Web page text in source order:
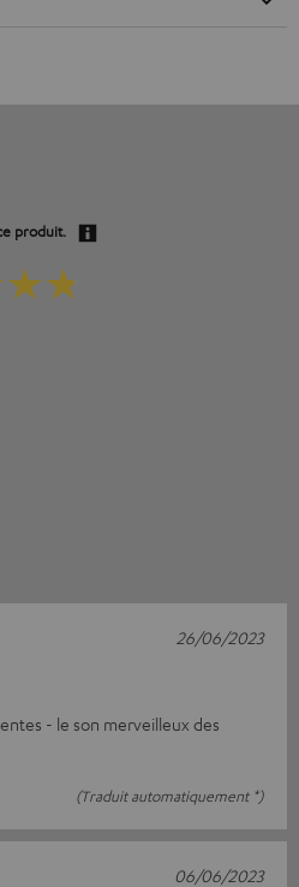
produit.
- le son merveilleux des
(Traduit automatiquement *)
26/06/2023
06/06/2023